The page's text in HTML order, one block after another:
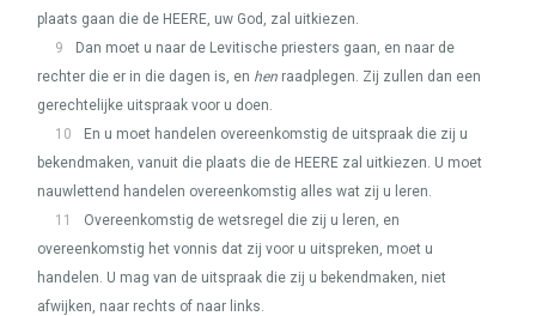
plaats gaan die de HEERE, uw God, zal uitkiezen.
9
Dan moet u naar de Levitische priesters gaan, en naar de
rechter die er in die dagen is, en hen raadplegen. Zij zullen dan een
gerechtelijke uitspraak voor u doen.
10
En u moet handelen overeenkomstig de uitspraak die zij u
bekendmaken, vanuit die plaats die de HEERE zal uitkiezen. U moet
nauwlettend handelen overeenkomstig alles wat zij u leren.
11
Overeenkomstig de wetsregel die zij u leren, en
overeenkomstig het vonnis dat zij voor u uitspreken, moet u
handelen. U mag van de uitspraak die zij u bekendmaken, niet
afwijken, naar rechts of naar links.